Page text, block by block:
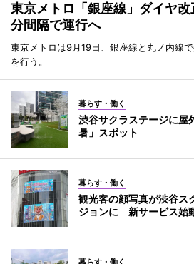
東京メトロ「銀座線」ダイヤ
分間隔で運行へ
東京メトロは9月19日、銀座線と丸ノ内線
を行う。
暮らす・働く
渋谷サクラステージに屋
暑」スポット
暮らす・働く
観光客の顔写真が渋谷ス
ジョンに 新サービス始
暮らす・働く